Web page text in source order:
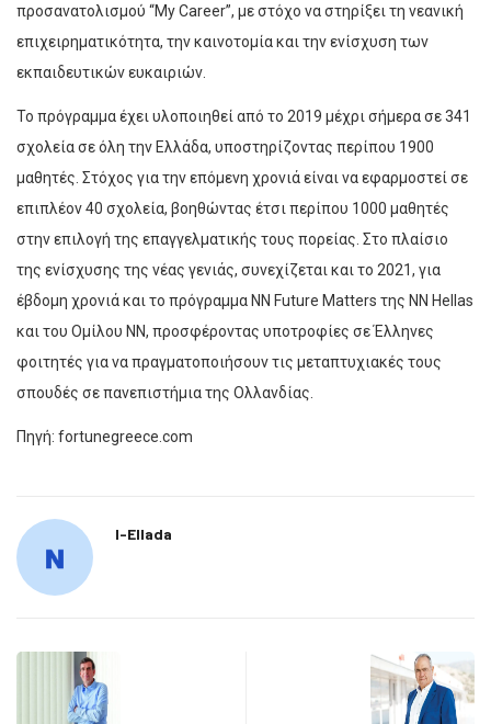
προσανατολισµού “My Career”, µε στόχο να στηρίξει τη νεανική
επιχειρηµατικότητα, την καινοτοµία και την ενίσχυση των
εκπαιδευτικών ευκαιριών.
Το πρόγραµµα έχει υλοποιηθεί από το 2019 µέχρι σήµερα σε 341
σχολεία σε όλη την Ελλάδα, υποστηρίζοντας περίπου 1900
µαθητές. Στόχος για την επόµενη χρονιά είναι να εφαρµοστεί σε
επιπλέον 40 σχολεία, βοηθώντας έτσι περίπου 1000 µαθητές
στην επιλογή της επαγγελµατικής τους πορείας. Στο πλαίσιο
της ενίσχυσης της νέας γενιάς, συνεχίζεται και το 2021, για
έβδοµη χρονιά και το πρόγραµµα ΝΝ Future Matters της NN Hellas
και του Οµίλου NN, προσφέροντας υποτροφίες σε Έλληνες
φοιτητές για να πραγµατοποιήσουν τις µεταπτυχιακές τους
σπουδές σε πανεπιστήµια της Ολλανδίας.
Πηγή: fortunegreece.com
I-Ellada